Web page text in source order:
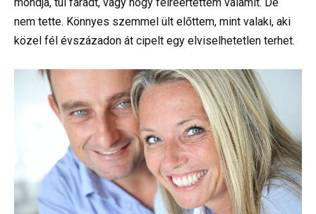
nem tette. Könnyes szemmel ült előttem, mint valaki, aki
közel fél évszázadon át cipelt egy elviselhetetlen terhet.